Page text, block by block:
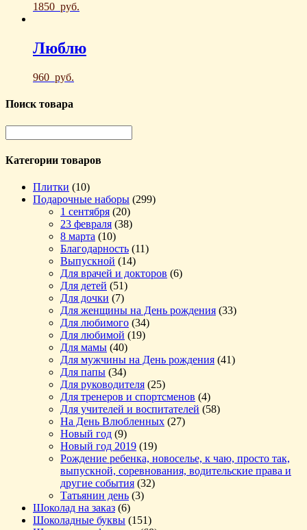
1850 руб.
Люблю
960 руб.
Поиск товара
Категории товаров
Плитки (10)
Подарочные наборы (299)
1 сентября (20)
23 февраля (38)
8 марта (10)
Благодарность (11)
Выпускной (14)
Для врачей и докторов (6)
Для детей (51)
Для дочки (7)
Для женщины на День рождения (33)
Для любимого (34)
Для любимой (19)
Для мамы (40)
Для мужчины на День рождения (41)
Для папы (34)
Для руководителя (25)
Для тренеров и спортсменов (4)
Для учителей и воспитателей (58)
На День Влюбленных (27)
Новый год (9)
Новый год 2019 (19)
Рождение ребенка, новоселье, к чаю, просто так,
выпускной, соревнования, водительские права и
другие события (32)
Татьянин день (3)
Шоколад на заказ (6)
Шоколадные буквы (151)